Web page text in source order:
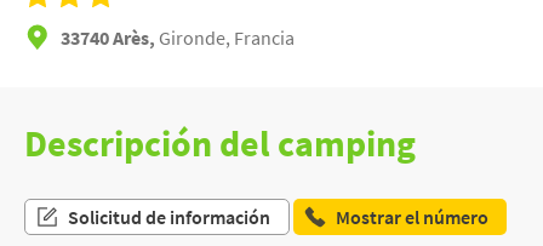
33740 Arès, Gironde, Francia
Descripción del camping
Solicitud de información
Mostrar el número